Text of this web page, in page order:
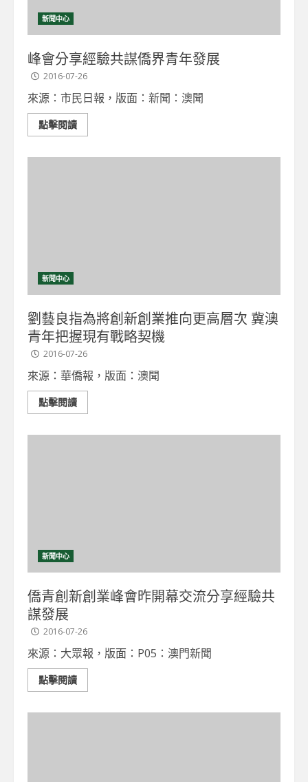
新聞中心
峰會分享經驗共謀僑界青年發展
2016-07-26
來源：市民日報，版面：新聞：澳聞
點擊閱讀
新聞中心
劉藝良指為將創新創業推向更高層次 冀澳
青年把握現有戰略契機
2016-07-26
來源：華僑報，版面：澳聞
點擊閱讀
新聞中心
僑青創新創業峰會昨開幕交流分享經驗共
謀發展
2016-07-26
來源：大眾報，版面：P05：澳門新聞
點擊閱讀